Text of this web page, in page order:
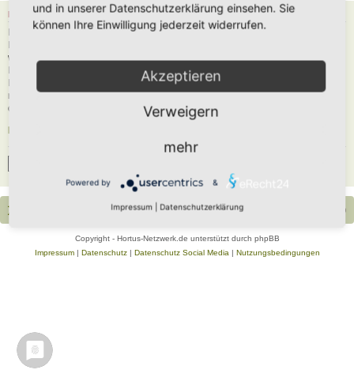
REGISTRIEREN
Du musst in diesem Forum registriert sein, um dich anmelden zu können. Die
weitere Funktionen zuzugreifen. Die Board-Administration kann registrierten
Benutzern auch zusätzliche Berechtigungen zuweisen. Beachte bitte unsere
Nutzungsbedingungen und die verwandten Regelungen, bevor du dich
registrierst. Bitte beachte auch die jeweiligen Forenregeln, wenn du dich in
diesem Board bewegst.
Foren-Übersicht Alle Zeiten sind UTC+02:00
Copyright - Hortus-Netzwerk.de unterstützt durch phpBB
Impressum| Datenschutz| Datenschutz Social Media Nutzungsbedingungen
und in unserer Datenschutzerklärung einsehen. Sie
können Ihre Einwilligung jederzeit widerrufen.
Akzeptieren
Verweigern
mehr
Powered by &
Impressum Datenschutzerklärung